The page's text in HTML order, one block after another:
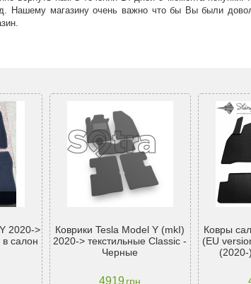
Нашему магазину очень важно что бы Вы были
2020->
салон
Коврики Tesla Model Y (mkI)
2020-> текстильные Classic -
Черные
4919грн
Ковры
(EU